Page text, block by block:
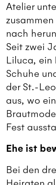
Atelier
nach
Seit zwei
Liluca, ein
Schuhe
der St.-
aus, wo
Fest
Ehe ist
Bei den